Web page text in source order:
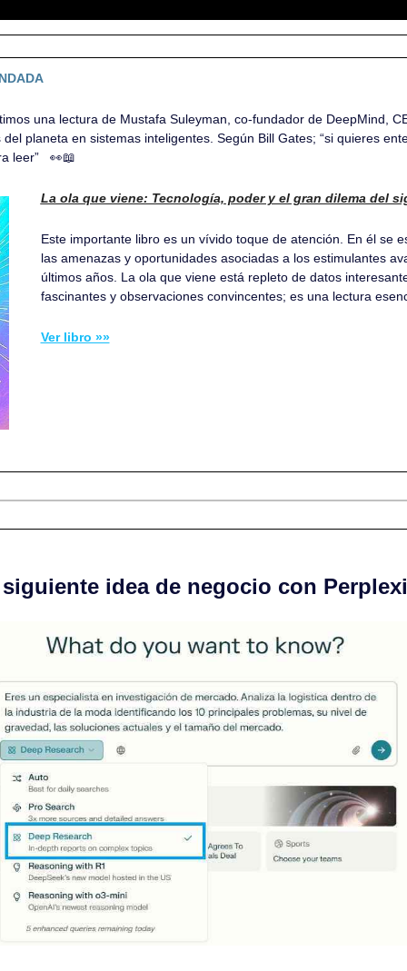
una lectura de Mustafa Suleyman, co-fundador de DeepMind,
planeta en sistemas inteligentes. Según Bill Gates; “si quieres
leer” 👀📖
La ola que viene: Tecnología, poder y el gran dilema del
Este importante libro es un vívido toque de atención. En él se
las amenazas y oportunidades asociadas a los estimulantes
últimos años. La ola que viene está repleto de datos
fascinantes y observaciones convincentes; es una lectura
Ver libro »»
idea de negocio con